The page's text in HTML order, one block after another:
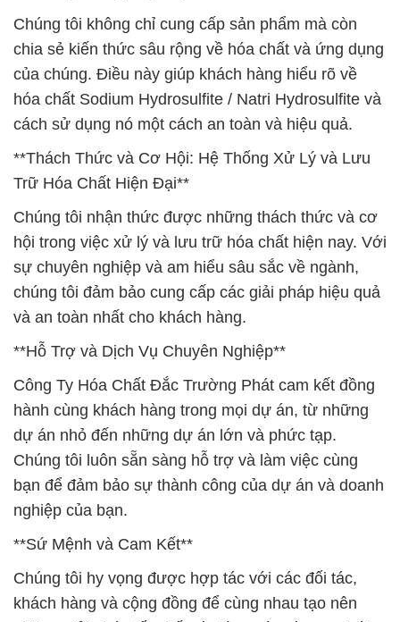
Chúng tôi không chỉ cung cấp sản phẩm mà còn
chia sẻ kiến thức sâu rộng về hóa chất và ứng dụng
của chúng. Điều này giúp khách hàng hiểu rõ về
hóa chất Sodium Hydrosulfite / Natri Hydrosulfite và
cách sử dụng nó một cách an toàn và hiệu quả.
**Thách Thức và Cơ Hội: Hệ Thống Xử Lý và Lưu
Trữ Hóa Chất Hiện Đại**
Chúng tôi nhận thức được những thách thức và cơ
hội trong việc xử lý và lưu trữ hóa chất hiện nay. Với
sự chuyên nghiệp và am hiểu sâu sắc về ngành,
chúng tôi đảm bảo cung cấp các giải pháp hiệu quả
và an toàn nhất cho khách hàng.
**Hỗ Trợ và Dịch Vụ Chuyên Nghiệp**
Công Ty Hóa Chất Đắc Trường Phát cam kết đồng
hành cùng khách hàng trong mọi dự án, từ những
dự án nhỏ đến những dự án lớn và phức tạp.
Chúng tôi luôn sẵn sàng hỗ trợ và làm việc cùng
bạn để đảm bảo sự thành công của dự án và doanh
nghiệp của bạn.
**Sứ Mệnh và Cam Kết**
Chúng tôi hy vọng được hợp tác với các đối tác,
khách hàng và cộng đồng để cùng nhau tạo nên